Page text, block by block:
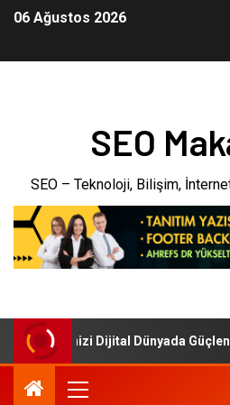
06 Ağustos 2026
SEO
SEO – Teknoloji, Bilişim,
İşletmenizi Dijital Dünyada